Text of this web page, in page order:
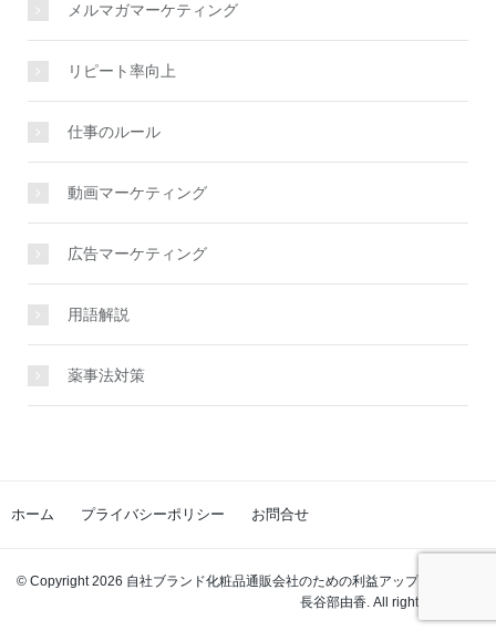
メルマガマーケティング
リピート率向上
仕事のルール
動画マーケティング
広告マーケティング
用語解説
薬事法対策
ホーム プライバシーポリシー お問合せ
© Copyright 2026 自社ブランド化粧品通販会社のための利益アップの教科書｜
長谷部由香. All rights reserved.